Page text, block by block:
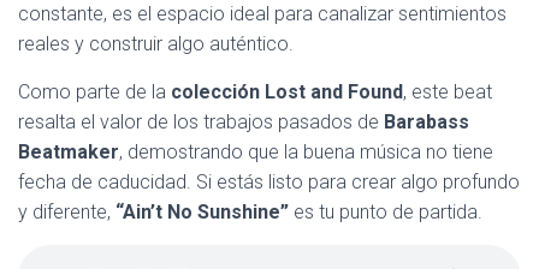
constante, es el espacio ideal para canalizar sentimientos
reales y construir algo auténtico.
Como parte de la colección Lost and Found, este beat
resalta el valor de los trabajos pasados de Barabass
Beatmaker, demostrando que la buena música no tiene
fecha de caducidad. Si estás listo para crear algo profundo
y diferente, “Ain’t No Sunshine” es tu punto de partida.